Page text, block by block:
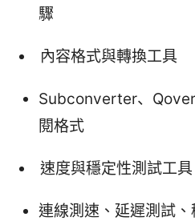
驟
內容格式與轉換工具
Subconverter、
閱格式
速度與穩定性測試工具
連線測速、延遲測試